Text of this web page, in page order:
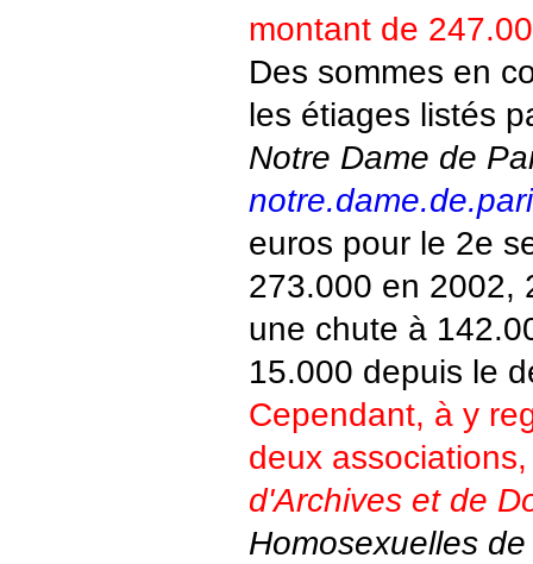
montant de
Des sommes en
les étiages listés
Notre Dame de
euros pour le 2e
273.000 en 2002,
une chute à
15.000 depuis le
Cependant, à y
deux
d'Archives et de
Homosexuelles